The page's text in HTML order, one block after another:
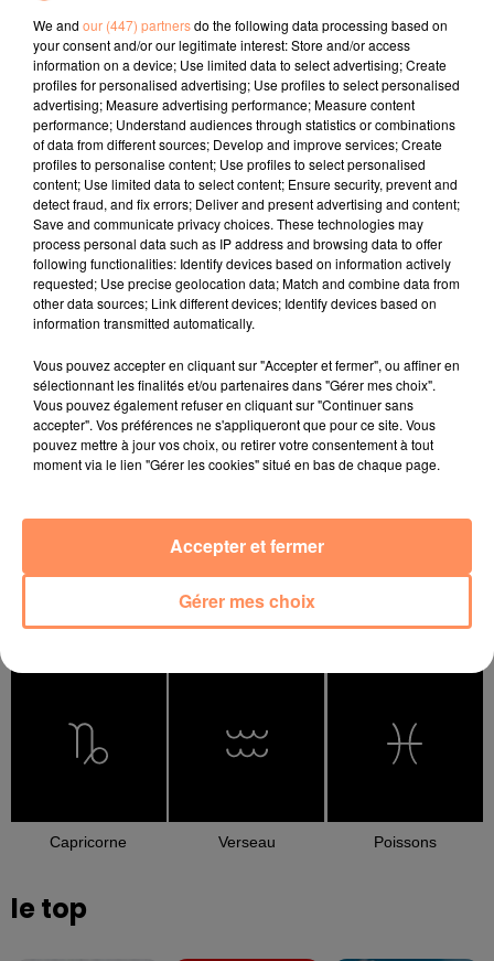
l'horoscope
Bélier Taureau Gémeaux
Cancer Lion Vierge
Capricorne Verseau Poissons
le top
We and our (447) partnersdo the following data processing based on
your consent and/or our legitimate interest: Store and/or access
information on a device; Use limited data to select advertising; Create
profiles for personalised advertising; Use profiles to select personalised
advertising; Measure advertising performance; Measure content
performance; Understand audiences through statistics or combinations
of data from different sources; Develop and improve services; Create
profiles to personalise content; Use profiles to select personalised
content; Use limited data to select content; Ensure security, prevent and
detect fraud, and fix errors; Deliver and present advertising and content;
Save and communicate privacy choices. These technologies may
process personal data such as IP address and browsing data to offer
following functionalities: Identify devices based on information actively
requested; Use precise geolocation data; Match and combine data from
other data sources; Link different devices; Identify devices based on
information transmitted automatically.
Vous pouvez accepter en cliquant sur "Accepter et fermer", ou affiner en
sélectionnant les finalités et/ou partenaires dans "Gérer mes choix".
Vous pouvez également refuser en cliquant sur "Continuer sans
accepter". Vos préférences ne s'appliqueront que pour ce site. Vous
pouvez mettre à jour vos choix, ou retirer votre consentement à tout
moment via le lien "Gérer les cookies" situé en bas de chaque page.
Gérer mes choix
Accepter et fermer